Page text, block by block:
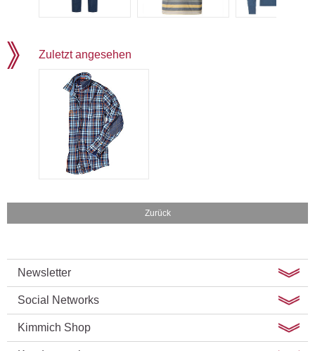
Zuletzt angesehen
Zurück
Newsletter
Social Networks
Kimmich Shop